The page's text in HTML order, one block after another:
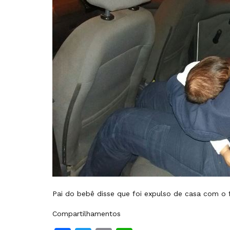
Pai do bebê disse que foi expulso de casa com o
Compartilhamentos